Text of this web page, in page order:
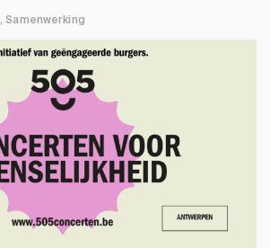
Samenwerking